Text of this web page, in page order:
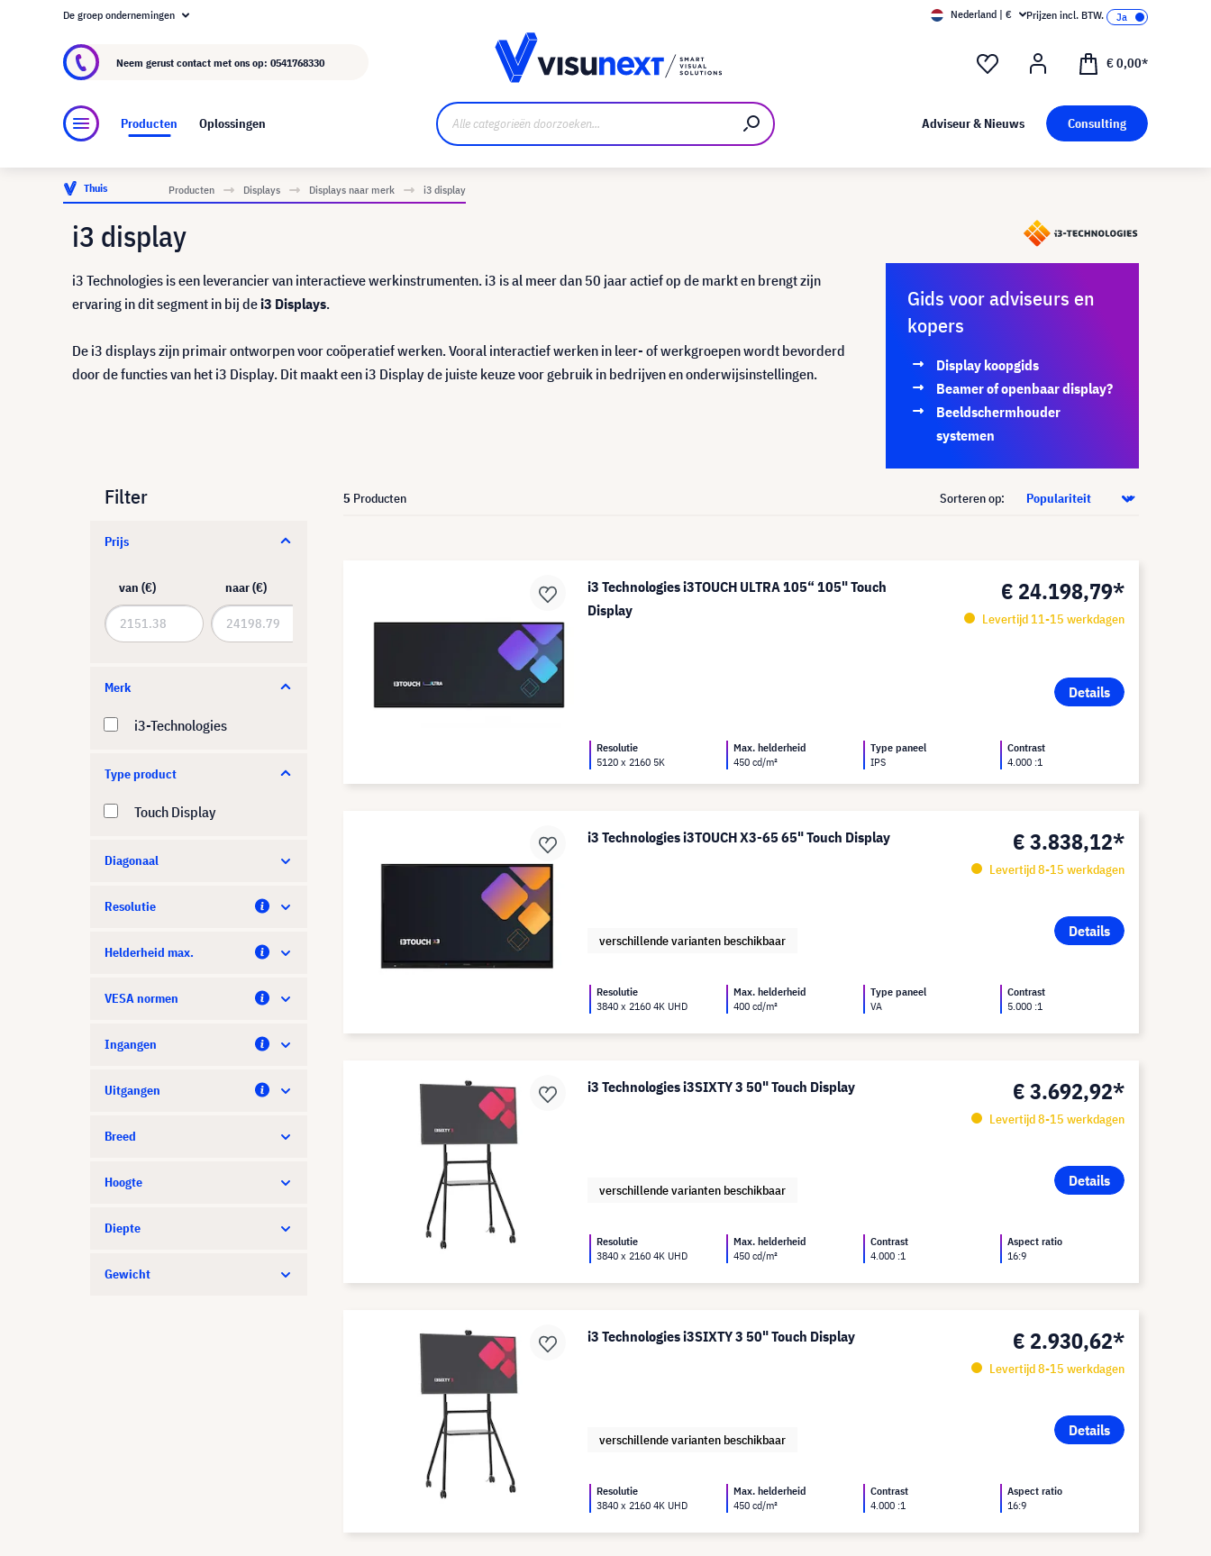
Over visunext.nl
De groep ondernemingen Nederland | € Prijzen incl. BTW.
Neem gerust contact met ons op: 0541768330 € 0,00*
Producten Oplossingen Adviseur & Nieuws Consulting
Thuis Producten Displays Displays naar merk i3 display
i3 display
i3 Technologies is een leverancier van interactieve werkinstrumenten. i3 is al meer dan 50 jaar actief op de markt en brengt zijn
ervaring in dit segment in bij dei3 Displays.
De i3 displays zijn primair ontworpen voor coöperatief werken. Vooral interactief werken in leer- of werkgroepen wordt bevorderd
door de functies van het i3 Display. Dit maakt een i3 Display de juiste keuze voor gebruik in bedrijven en onderwijsinstellingen.
Gids voor adviseurs en
kopers
Display koopgids
Beamer of openbaar display?
Beeldschermhouder
systemen
Filter
Prijs
van (€) naar (€)
Merk
i3-Technologies
Type product
Touch Display
Diagonaal
Resolutie
Helderheid max.
VESA normen
Ingangen
Uitgangen
Breed
Hoogte
Diepte
Gewicht
5 Producten Sorteren op:
i3 Technologies i3TOUCH ULTRA 105“ 105" Touch
Display
€ 24.198,79*
Levertijd 11-15 werkdagen
Details
Resolutie
5120 x 2160 5K
Max. helderheid
450 cd/m²
Type paneel
IPS
Contrast
4.000 :1
i3 Technologies i3TOUCH X3-65 65" Touch Display € 3.838,12*
Levertijd 8-15 werkdagen
Details
verschillende varianten beschikbaar
Resolutie
3840 x 2160 4K UHD
Max. helderheid
400 cd/m²
Type paneel
VA
Contrast
5.000 :1
i3 Technologies i3SIXTY 3 50" Touch Display € 3.692,92*
Levertijd 8-15 werkdagen
Details
verschillende varianten beschikbaar
Resolutie
3840 x 2160 4K UHD
Max. helderheid
450 cd/m²
Contrast
4.000 :1
Aspect ratio
16:9
i3 Technologies i3SIXTY 3 50" Touch Display € 2.930,62*
Levertijd 8-15 werkdagen
Details
verschillende varianten beschikbaar
Resolutie
3840 x 2160 4K UHD
Max. helderheid
450 cd/m²
Contrast
4.000 :1
Aspect ratio
16:9